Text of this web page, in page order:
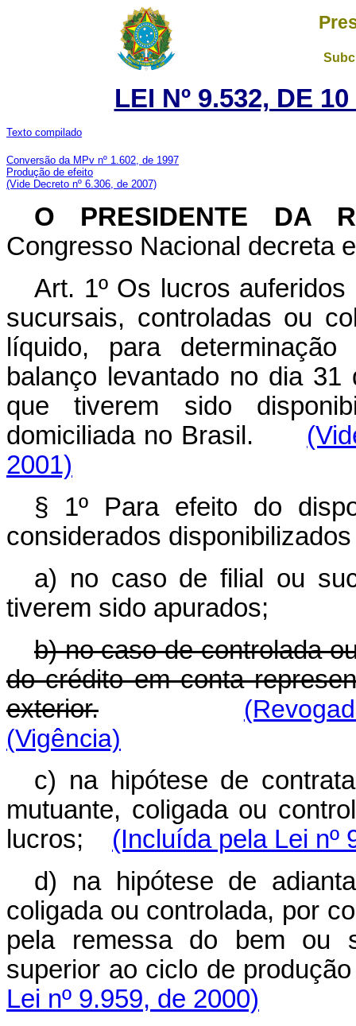
LEI Nº 9.532, DE
Texto compilado
Conversão da MPv nº 1.602, de 1997
Produção de efeito
(Vide Decreto nº 6.306, de 2007)
O PRESIDENTE DA
Congresso Nacional decreta
Art. 1º Os lucros
sucursais, controladas ou
líquido, para
balanço levantado no dia
que tiverem sido
domiciliada no Brasil.
2001)
§ 1º Para efeito do
considerados
a) no caso de filial ou
tiverem sido apurados;
b) no caso de controlada
do crédito em conta
exterior.
(Vigência)
c) na hipótese de
mutuante, coligada ou
lucros; (Incluída pela Lei nº
d) na hipótese de
coligada ou controlada, por
pela remessa do bem ou
superior ao ciclo de
Lei nº 9.959, de 2000)